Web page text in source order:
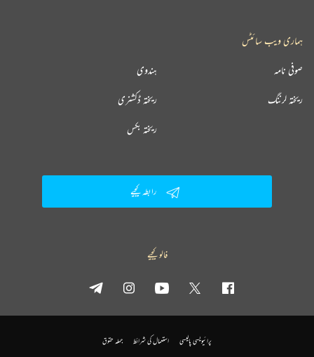
ہماری ویب سائٹس
ہندوی صوفی نامہ
ریختہ ڈکشنری ریختہ لرننگ
ریختہ بکس
رابطہ کیجیے
فالو کیجیے
پرائیویسی پالیسی استعمال کی شرائط جملہ حقوق